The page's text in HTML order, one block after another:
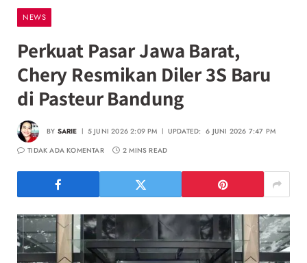
NEWS
Perkuat Pasar Jawa Barat,
Chery Resmikan Diler 3S Baru
di Pasteur Bandung
BY SARIE 5 JUNI 2026 2:09 PM UPDATED: 6 JUNI 2026 7:47 PM
TIDAK ADA KOMENTAR
2 MINS READ